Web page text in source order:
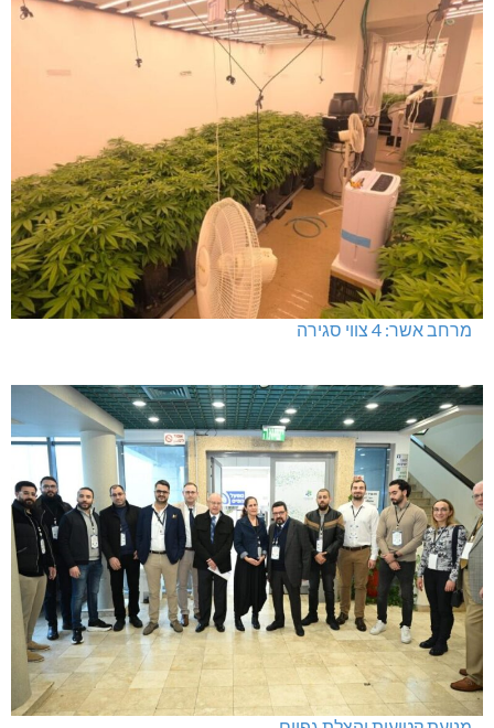
מרחב אשר: 4 צווי סגירה